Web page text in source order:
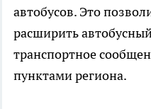
автобусов. Это
расширить
транспортное
пунктами региона.